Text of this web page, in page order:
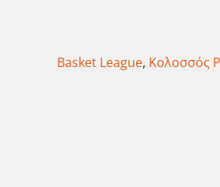
Basket League, Κολοσσός